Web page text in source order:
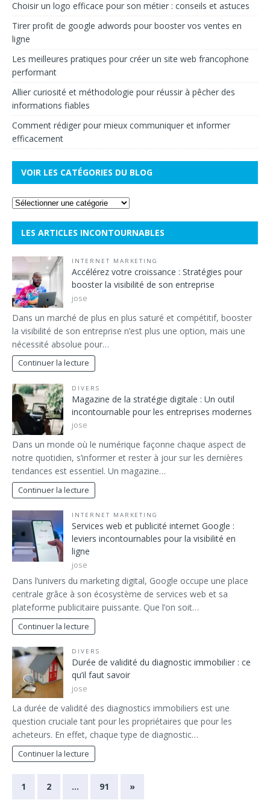
Choisir un logo efficace pour son métier : conseils et astuces
Tirer profit de google adwords pour booster vos ventes en
ligne
Les meilleures pratiques pour créer un site web francophone
performant
Allier curiosité et méthodologie pour réussir à pêcher des
informations fiables
Comment rédiger pour mieux communiquer et informer
efficacement
VOIR LES CATÉGORIES DU BLOG
LES ARTICLES INCONTOURNABLES
INTERNET MARKETING
Accélérez votre croissance : Stratégies pour
booster la visibilité de son entreprise
jose
Dans un marché de plus en plus saturé et compétitif, booster
la visibilité de son entreprise n’est plus une option, mais une
nécessité absolue pour…
Continuer la lecture
DIVERS
Magazine de la stratégie digitale : Un outil
incontournable pour les entreprises modernes
jose
Dans un monde où le numérique façonne chaque aspect de
notre quotidien, s’informer et rester à jour sur les dernières
tendances est essentiel. Un magazine…
Continuer la lecture
INTERNET MARKETING
Services web et publicité internet Google :
leviers incontournables pour la visibilité en
ligne
jose
Dans l’univers du marketing digital, Google occupe une place
centrale grâce à son écosystème de services web et sa
plateforme publicitaire puissante. Que l’on soit…
Continuer la lecture
DIVERS
Durée de validité du diagnostic immobilier : ce
qu’il faut savoir
jose
La durée de validité des diagnostics immobiliers est une
question cruciale tant pour les propriétaires que pour les
acheteurs. En effet, chaque type de diagnostic…
Continuer la lecture
1 2 … 91 »